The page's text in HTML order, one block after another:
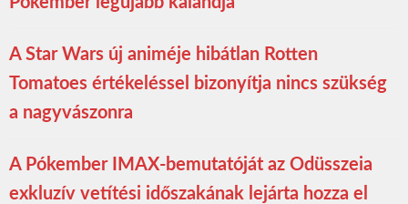
A Star Wars új animéje hibátlan Rotten
Tomatoes értékeléssel bizonyítja nincs szükség
a nagyvászonra
A Pókember IMAX-bemutatóját az Odüsszeia
exkluzív vetítési időszakának lejárta hozza el